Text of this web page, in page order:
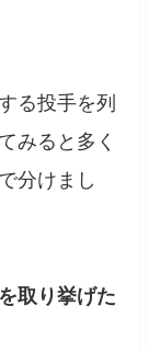
る投手を列
みると多く
分けまし
取り挙げた